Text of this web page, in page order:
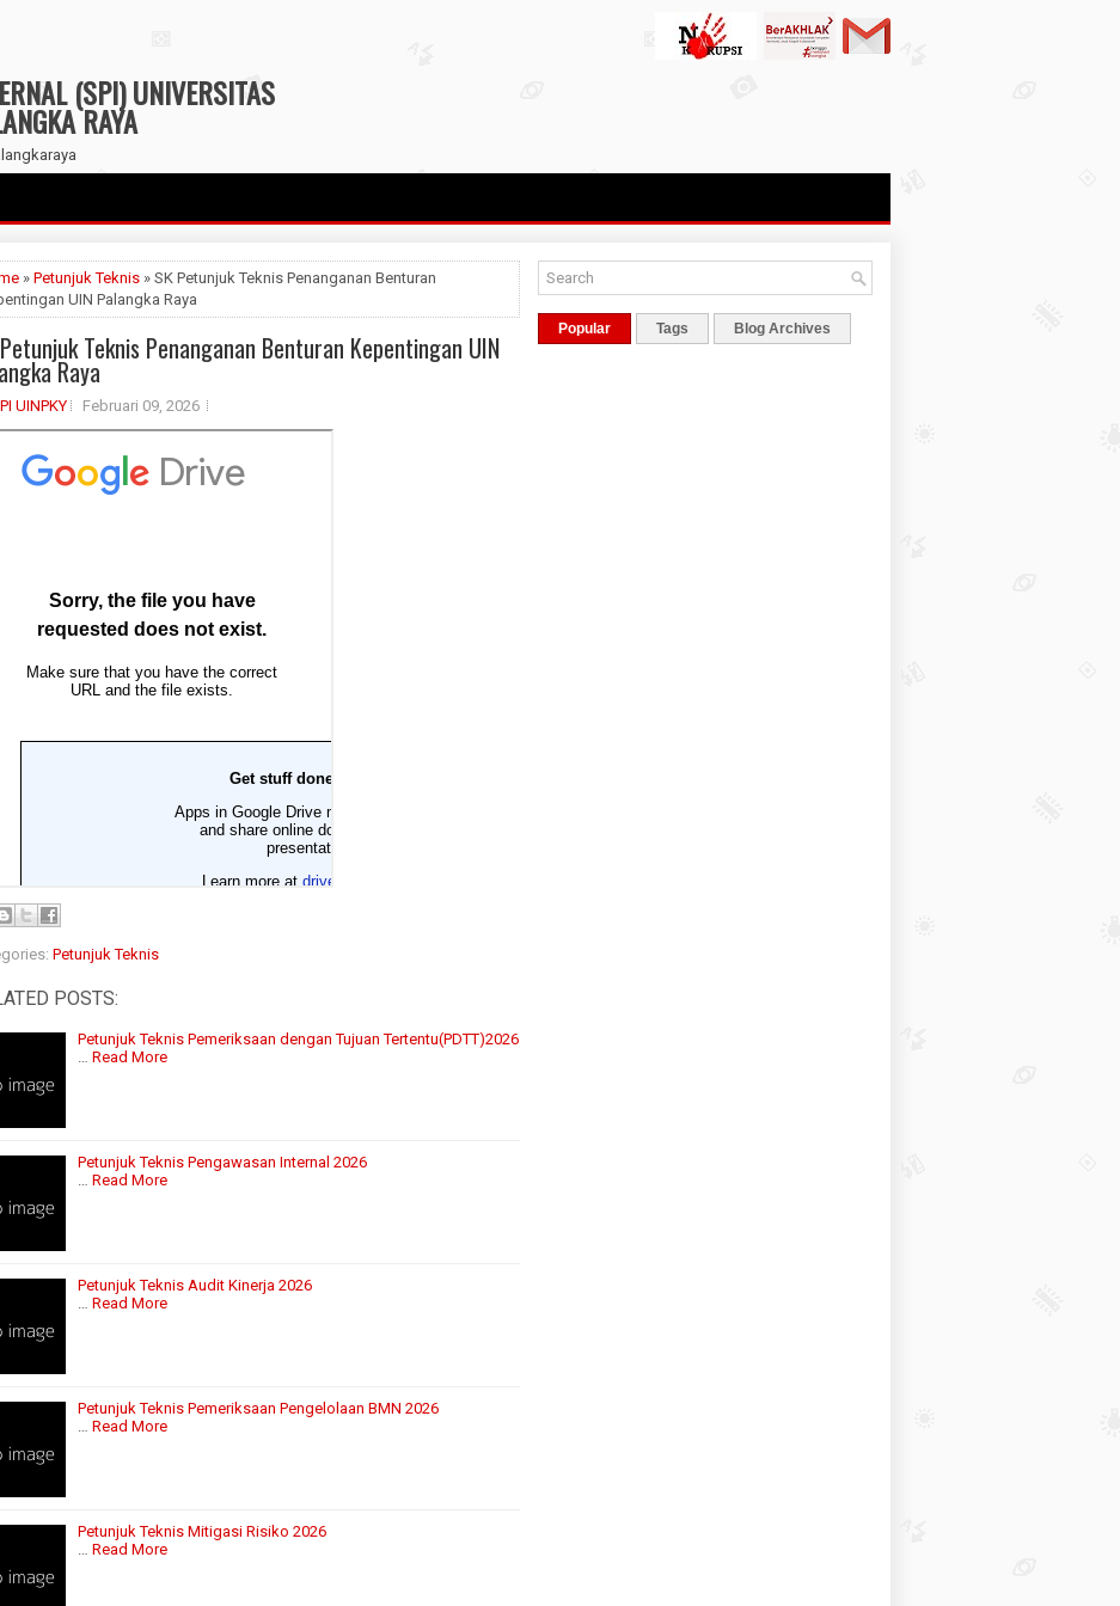
(SPI) UNIVERSITAS
RAYA
» Petunjuk Teknis » SK Petunjuk Teknis Penanganan Benturan
UIN Palangka Raya
Teknis Penanganan Benturan Kepentingan UIN
Raya
UINPKY Februari 09, 2026
Petunjuk Teknis
POSTS:
Petunjuk Teknis Pemeriksaan dengan Tujuan Tertentu(PDTT)2026
Read More
Petunjuk Teknis Pengawasan Internal 2026
Read More
Petunjuk Teknis Audit Kinerja 2026
Read More
Petunjuk Teknis Pemeriksaan Pengelolaan BMN 2026
Read More
Petunjuk Teknis Mitigasi Risiko 2026
Read More
Popular Tags Blog Archives